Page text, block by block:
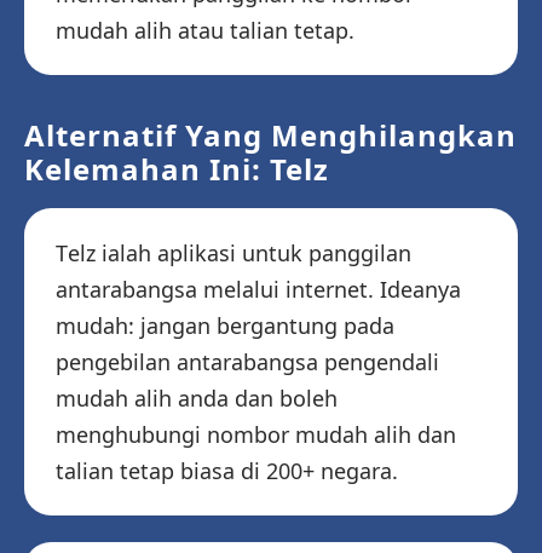
mudah alih atau talian tetap.
Alternatif Yang Menghilangkan
Kelemahan Ini: Telz
Telz ialah aplikasi untuk panggilan
antarabangsa melalui internet. Ideanya
mudah: jangan bergantung pada
pengebilan antarabangsa pengendali
mudah alih anda dan boleh
menghubungi nombor mudah alih dan
talian tetap biasa di 200+ negara.